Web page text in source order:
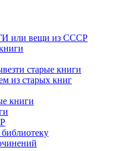
или вещи из СССР
старые книги
из старых книг
книги